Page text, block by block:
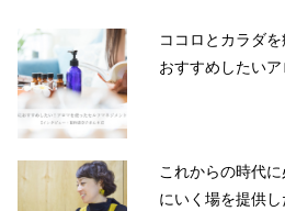
ココロとカラダ
おすすめしたい
これからの時代
にいく場を提供